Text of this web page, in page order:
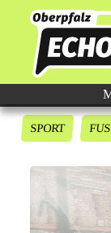
SPORT